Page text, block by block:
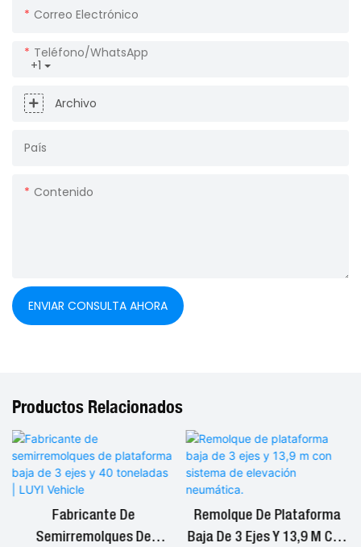
Correo Electrónico
+1
Teléfono/WhatsApp
Archivo
País
Contenido
ENVIAR CONSULTA AHORA
Productos Relacionados
Fabricante De
Semirremolques De
Remolque De Plataforma
Baja De 3 Ejes Y 13,9 M Con